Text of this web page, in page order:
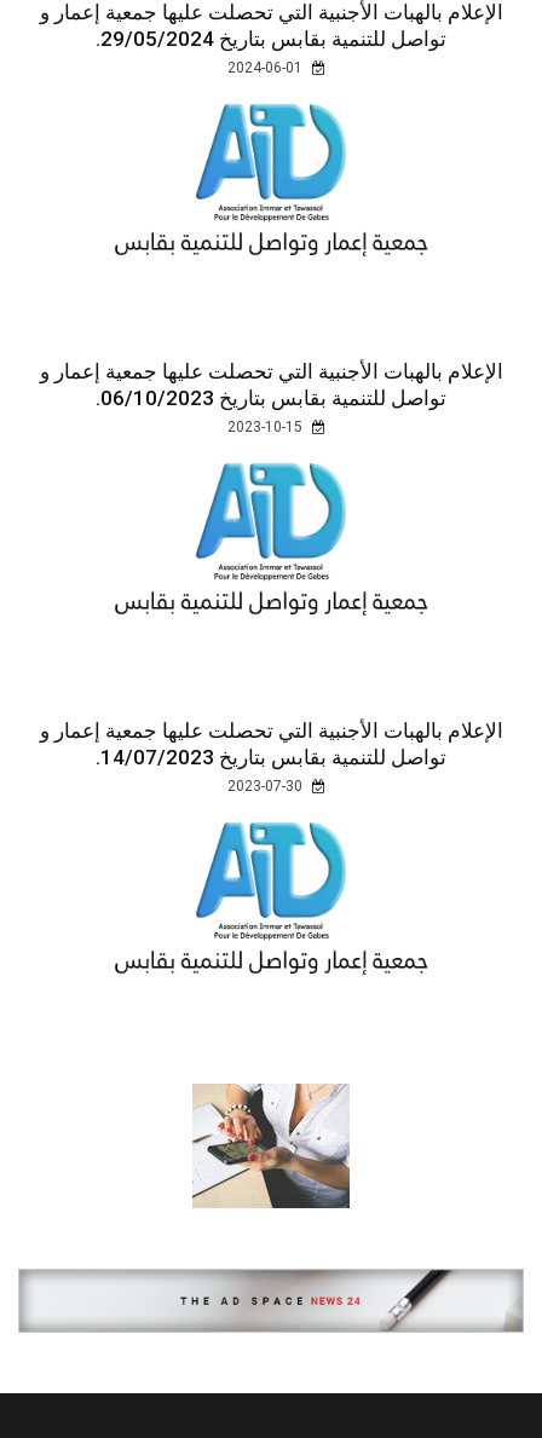
الإعلام بالهبات الأجنبية التي تحصلت عليها جمعية إعمار و
تواصل للتنمية بقابس بتاريخ 29/05/2024.
الإعلام بالهبات الأجنبية التي تحصلت عليها جمعية إعمار و
تواصل للتنمية بقابس بتاريخ 06/10/2023.
الإعلام بالهبات الأجنبية التي تحصلت عليها جمعية إعمار و
تواصل للتنمية بقابس بتاريخ 14/07/2023.